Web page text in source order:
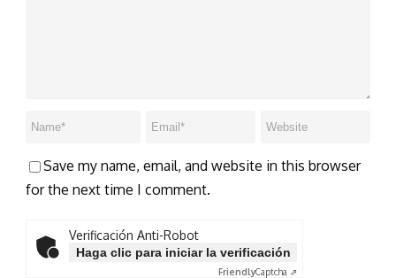
Save my name, email, and website in this browser
for the next time I comment.
Verificación Anti-Robot
Haga clic para iniciar la verificación
FriendlyCaptcha ⇗